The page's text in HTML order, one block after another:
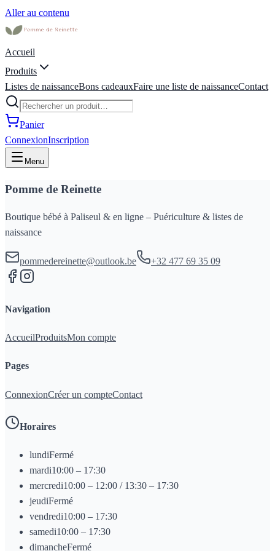
Aller au contenu
Accueil
Produits
Listes de naissanceBons cadeauxFaire une liste de naissanceContact
Panier
ConnexionInscription
Menu
Pomme de Reinette
Boutique bébé à Paliseul & en ligne – Puériculture & listes de
naissance
pommedereinette@outlook.be +32 477 69 35 09
Navigation
AccueilProduitsMon compte
Pages
ConnexionCréer un compteContact
Horaires
lundiFermé
mardi10:00 – 17:30
mercredi10:00 – 12:00 / 13:30 – 17:30
jeudiFermé
vendredi10:00 – 17:30
samedi10:00 – 17:30
dimancheFermé